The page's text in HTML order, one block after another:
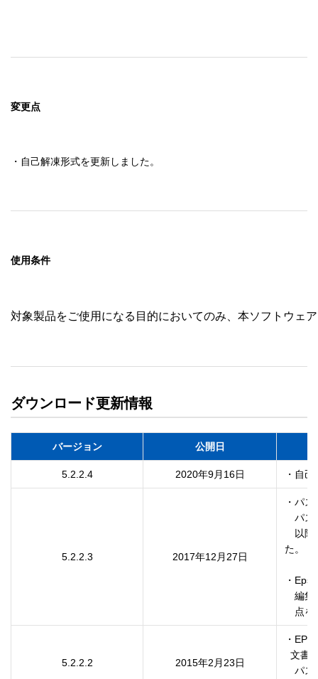
変更点
・自己解凍形式を更新しました。
使用条件
対象製品をご使用になる目的においてのみ、本ソフトウェ
ダウンロード更新情報
バージョン 公開日
5.2.2.4 2020年9月16日 ・自
5.2.2.3 2017年12月27日
・パ
パス
以降
た。
・
編集
点を
5.2.2.2 2015年2月23日
・
  文書を開くパスワードを設定してもPDFファイルを開く際に
パス